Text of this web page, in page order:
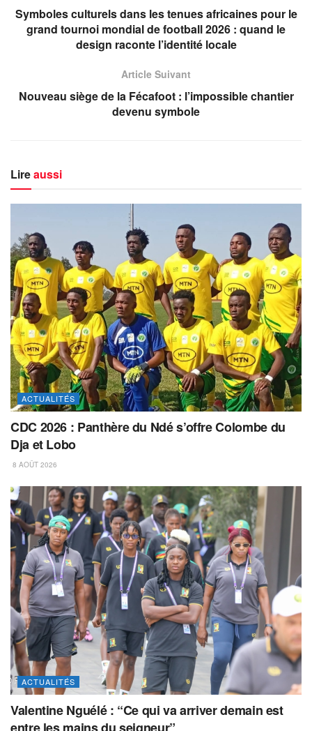
Symboles culturels dans les tenues africaines pour le
grand tournoi mondial de football 2026 : quand le
design raconte l’identité locale
Article Suivant
Nouveau siège de la Fécafoot : l’impossible chantier
devenu symbole
Lireaussi
ACTUALITÉS
CDC 2026 : Panthère du Ndé s’offre Colombe du
Dja et Lobo
8 AOÛT 2026
ACTUALITÉS
Valentine Nguélé : “Ce qui va arriver demain est